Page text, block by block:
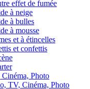
effet de fumée
à neige
à bulles
à mousse
et à étincelles
et confettis
Photo
TV, Cinéma, Photo